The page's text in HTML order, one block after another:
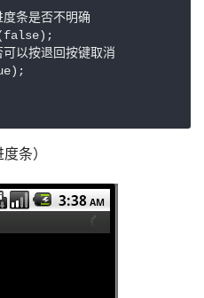
条是否不明确
以按退回按键取消
条）